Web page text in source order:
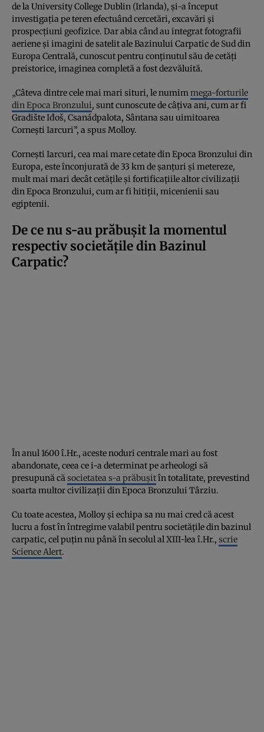
de la University College Dublin (Irlanda), și-a început
investigația pe teren efectuând cercetări, excavări și
prospecțiuni geofizice. Dar abia când au integrat fotografii
aeriene și imagini de satelit ale Bazinului Carpatic de Sud din
Europa Centrală, cunoscut pentru conținutul său de cetăți
preistorice, imaginea completă a fost dezvăluită.
„Câteva dintre cele mai mari situri, le numimmega-forturile
din Epoca Bronzului, sunt cunoscute de câțiva ani, cum ar fi
Gradište Iđoš, Csanádpalota, Sântana sau uimitoarea
Corneşti Iarcuri”, a spus Molloy.
Corneşti Iarcuri, cea mai mare cetate din Epoca Bronzului din
Europa, este înconjurată de 33 km de șanțuri și metereze,
mult mai mari decât cetățile și fortificațiile altor civilizații
din Epoca Bronzului, cum ar fi hitiții, micenienii sau
egiptenii.
De ce nu s-au prăbușit la momentul
respectiv societățile din Bazinul
Carpatic?
În anul 1600 î.Hr., aceste noduri centrale mari au fost
abandonate, ceea ce i-a determinat pe arheologi să
presupună căsocietatea s-a prăbușitîn totalitate, prevestind
soarta multor civilizații din Epoca Bronzului Târziu.
Cu toate acestea, Molloy și echipa sa nu mai cred că acest
lucru a fost în întregime valabil pentru societățile din bazinul
carpatic, cel puțin nu până în secolul al XIII-lea î.Hr., scrie
Science Alert.